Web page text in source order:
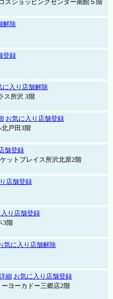
ショッピングセンター南館５階
解除
登録
に入り店舗解除
ス所沢 3階
お気に入り店舗登録
戸田3階
舗登録
ットプレイス所沢北原2階
店舗登録
り店舗登録
3階
気に入り店舗解除
細 お気に入り店舗登録
ヨーカドー三郷店2階